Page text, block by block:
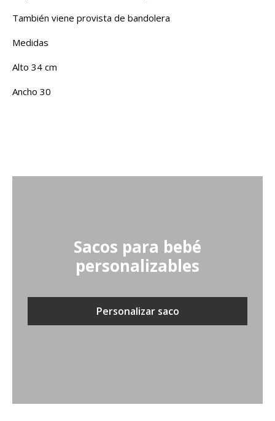
También viene provista de bandolera
Medidas
Alto 34 cm
Ancho 30
Sacos para bebé
personalizables
Personalizar saco